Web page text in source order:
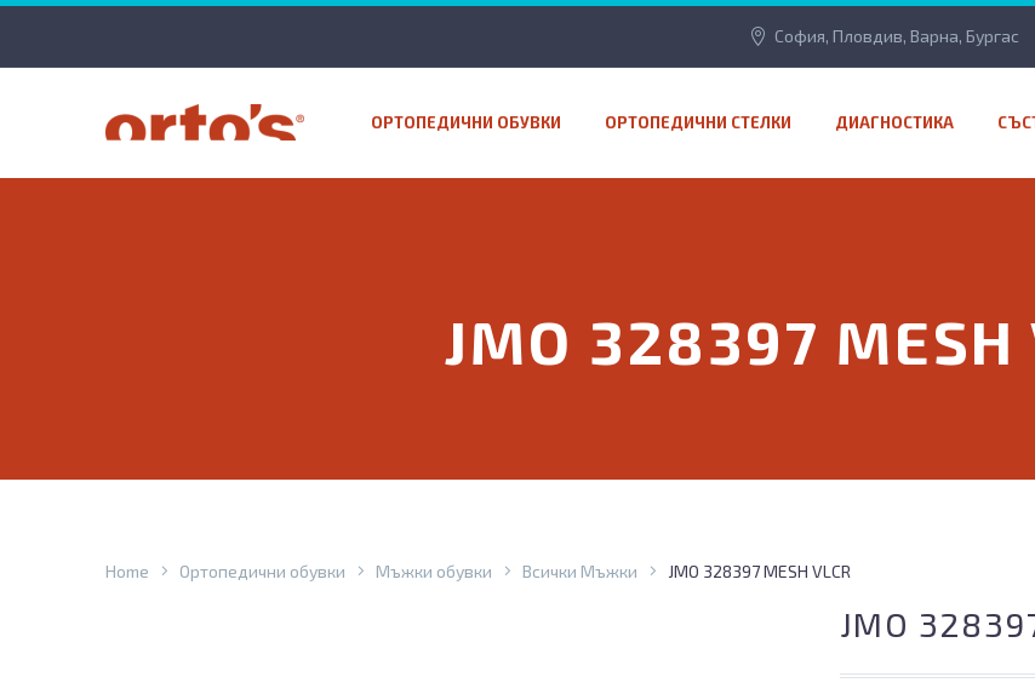
София, Пловдив, Варна, Бургас
ОРТОПЕДИЧНИ ОБУВКИ ОРТОПЕДИЧНИ СТЕЛКИ ДИАГНОСТИКА
JMO 328397 MESH
Home Ортопедични обувки Мъжки обувки Всички Мъжки JMO 328397 MESH VLCR
JMO